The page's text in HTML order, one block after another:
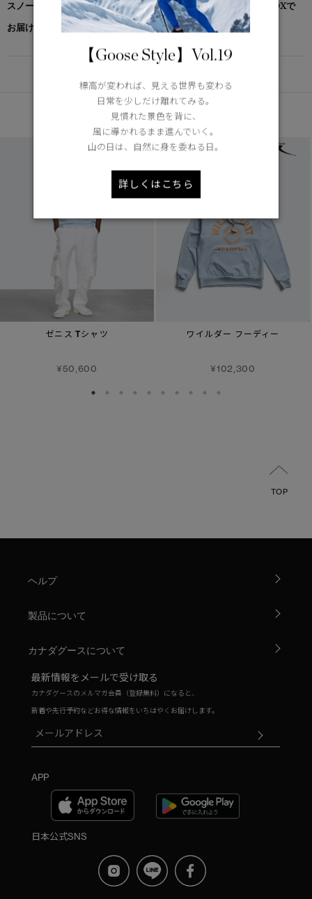
スノーグース by カナダグース コレクション対象商品は、専用のBOXで
お届けいたします。
あなたへのおすすめ
ゼニス Tシャツ
¥50,600
ワイルダー フーディー
¥102,300
TOP
ヘルプ
製品について
カナダグースについて
最新情報をメールで受け取る
カナダグースのメルマガ会員（登録無料）になると、
新着や先行予約などお得な情報をいちはやくお届けします。
APP
日本公式SNS
【Goose Style】Vol.19
標高が変われば、見える世界も変わる
日常を少しだけ離れてみる。
見慣れた景色を背に、
風に導かれるまま進んでいく。
山の日は、自然に身を委ねる日。
詳しくはこちら